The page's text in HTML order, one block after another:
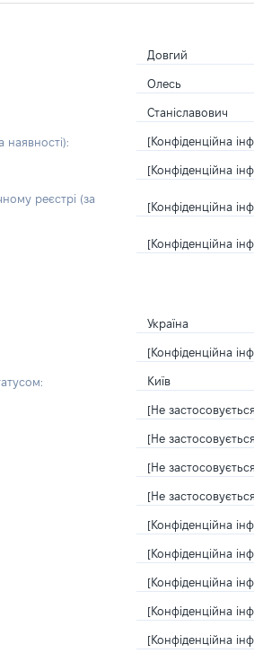
Довгий
Олесь
Станіславович
наявності): [Конфіденційна
[Конфіденційна
реєстрі (за
[Конфіденційна
[Конфіденційна
Україна
[Конфіденційна
Київ
[Не
[Не
[Не
[Не
[Конфіденційна
[Конфіденційна
[Конфіденційна
[Конфіденційна
[Конфіденційна